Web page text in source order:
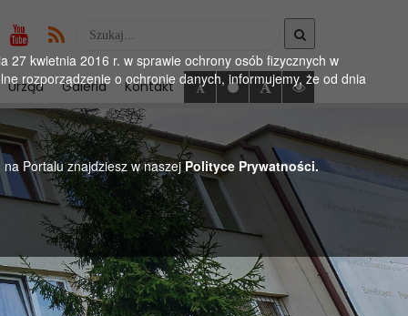
27 kwietnia 2016 r. w sprawie ochrony osób fizycznych w
rozporządzenie o ochronie danych, informujemy, że od dnia
na Portalu znajdziesz w naszejPolityce Prywatności.
Wyszukaj
serwise
Urząd
Galeria Kontakt